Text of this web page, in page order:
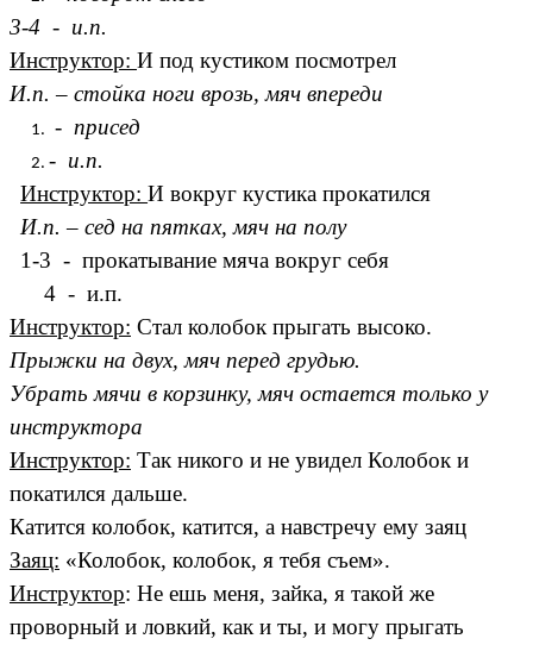
3-4 - и.п.
Инструктор: И под кустиком посмотрел
И.п. – стойка ноги врозь, мяч впереди
- присед
- и.п.
Инструктор:И вокруг кустика прокатился
И.п. – сед на пятках, мяч на полу
1-3 - прокатывание мяча вокруг себя
4 - и.п.
Инструктор: Стал колобок прыгать высоко.
Прыжки на двух, мяч перед грудью.
Убрать мячи в корзинку, мяч остается только у
инструктора
Инструктор: Так никого и не увидел Колобок и
покатился дальше.
Катится колобок, катится, а навстречу ему заяц
Заяц: «Колобок, колобок, я тебя съем».
Инструктор: Не ешь меня, зайка, я такой же
проворный и ловкий, как и ты, и могу прыгать